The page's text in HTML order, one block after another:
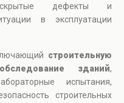
скрытые дефекты и
в эксплуатации
строительную
зданий,
испытания,
строительных